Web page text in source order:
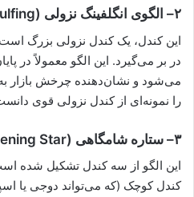
۲– الگوی انگلفینگ نزولی (Bearish Engulfing)
این کندل، یک کندل نزولی بزرگ
در بر می‌گیرد. این الگو معمولاً در
می‌شود و نشان‌دهنده‌ چرخش بازار
را نمونه‌ای از کندل نزولی قوی
۳– ستاره شامگاهی (Evening Star)
این الگو از سه کندل تشکیل شده
کندل کوچک (که می‌تواند دوجی یا